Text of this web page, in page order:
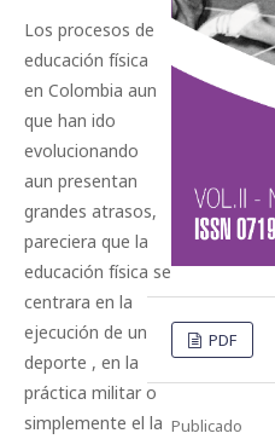
Los procesos de
educación física
en Colombia aun
que han ido
evolucionando
aun presentan
grandes atrasos,
pareciera que la
educación física se
centrara en la
ejecución de un
deporte , en la
práctica militar o
simplemente el la
PDF
Publicado